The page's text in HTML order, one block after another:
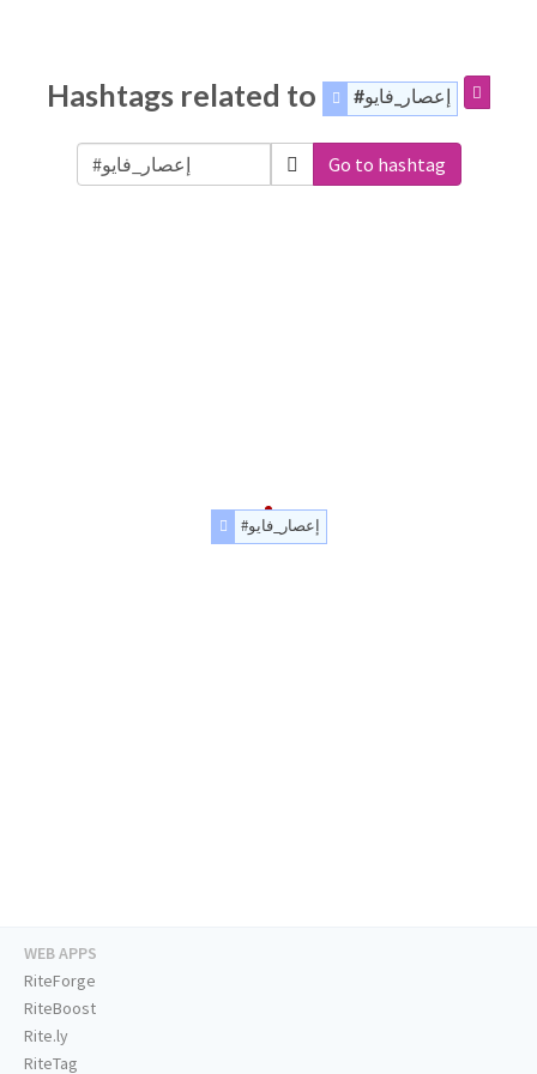
Hashtags related to #إعصار_فايو
Go to hashtag
#إعصار_فايو
WEB APPS
RiteForge
RiteBoost
Rite.ly
RiteTag